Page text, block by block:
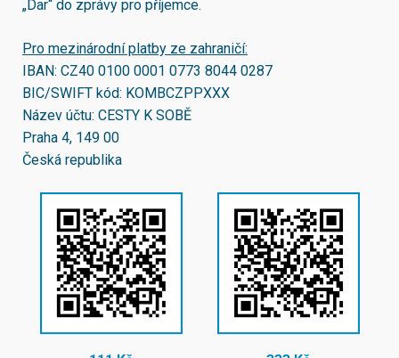
„Dar“ do zprávy pro příjemce.
Pro mezinárodní platby ze zahraničí:
IBAN: CZ40 0100 0001 0773 8044 0287
BIC/SWIFT kód: KOMBCZPPXXX
Název účtu: CESTY K SOBĚ
Praha 4, 149 00
Česká republika